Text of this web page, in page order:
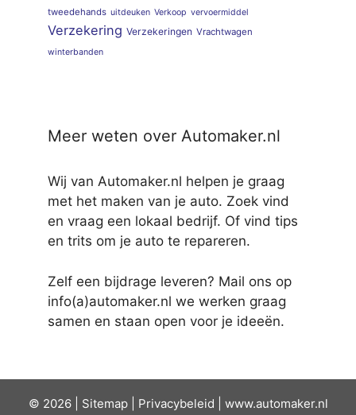
tweedehands uitdeuken Verkoop vervoermiddel
Verzekering Verzekeringen Vrachtwagen
winterbanden
Meer weten over Automaker.nl
Wij van Automaker.nl helpen je graag
met het maken van je auto. Zoek vind
en vraag een lokaal bedrijf. Of vind tips
en trits om je auto te repareren.
Zelf een bijdrage leveren? Mail ons op
info(a)automaker.nl we werken graag
samen en staan open voor je ideeën.
© 2026 | Sitemap| Privacybeleid www.automaker.nl